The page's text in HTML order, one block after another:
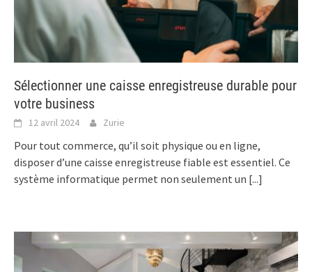
Sélectionner une caisse enregistreuse durable pour
votre business
12 avril 2024 Zurie
Pour tout commerce, qu’il soit physique ou en ligne,
disposer d’une caisse enregistreuse fiable est essentiel. Ce
système informatique permet non seulement un [...]